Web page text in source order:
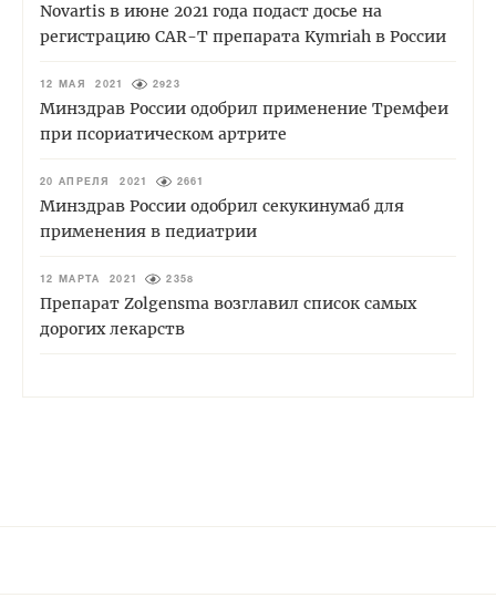
Novartis в июне 2021 года подаст досье на
регистрацию CAR-T препарата Kymriah в России
12 МАЯ 2021 2923
Минздрав России одобрил применение Тремфеи
при псориатическом артрите
20 АПРЕЛЯ 2021 2661
Минздрав России одобрил секукинумаб для
применения в педиатрии
12 МАРТА 2021 2358
Препарат Zolgensma возглавил список самых
дорогих лекарств